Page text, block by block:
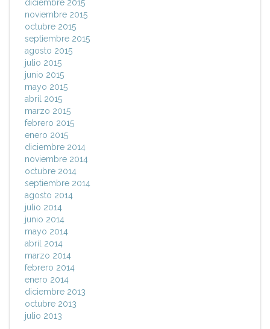
diciembre 2015
noviembre 2015
octubre 2015
septiembre 2015
agosto 2015
julio 2015
junio 2015
mayo 2015
abril 2015
marzo 2015
febrero 2015
enero 2015
diciembre 2014
noviembre 2014
octubre 2014
septiembre 2014
agosto 2014
julio 2014
junio 2014
mayo 2014
abril 2014
marzo 2014
febrero 2014
enero 2014
diciembre 2013
octubre 2013
julio 2013